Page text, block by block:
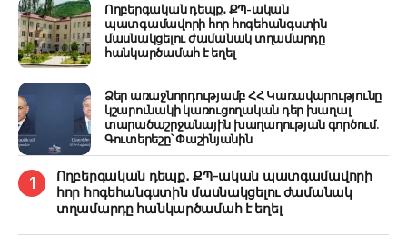
Ողբերգական դեպք․ ՔՊ-ական
պատգամավորի հոր հոգեհանգստին
մասնակցելու ժամանակ տղամարդը
հանկարծամահ է եղել
Ձեր առաջնորդությամբ ՀՀ Կառավարությունը
կշարունակի կառուցողական դեր խաղալ
տարածաշրջանային խաղաղության գործում.
Գուտերեշը՝ Փաշինյանին
Ողբերգական դեպք․ ՔՊ-ական պատգամավորի
հոր հոգեհանգստին մասնակցելու ժամանակ
տղամարդը հանկարծամահ է եղել